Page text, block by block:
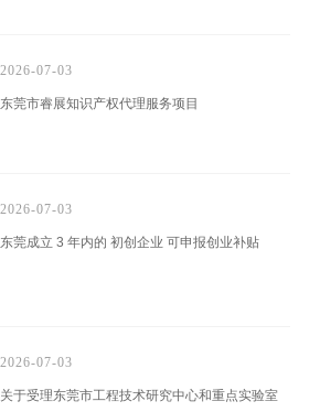
2026-07-03
东莞市睿展知识产权代理服务项目
2026-07-03
东莞成立 3 年内的 初创企业 可申报创业补贴
2026-07-03
关于受理东莞市工程技术研究中心和重点实验室